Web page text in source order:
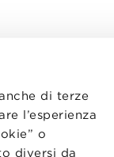
di terze
l’esperienza
o
diversi daWEBMAIL